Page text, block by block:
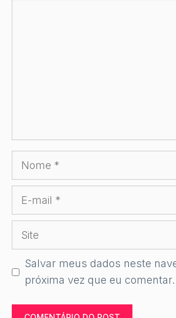
Salvar meus dados neste
próxima vez que eu comentar.